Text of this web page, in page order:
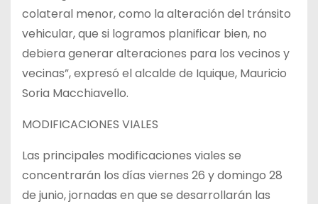
colateral menor, como la alteración del tránsito
vehicular, que si logramos planificar bien, no
debiera generar alteraciones para los vecinos y
vecinas”, expresó el alcalde de Iquique, Mauricio
Soria Macchiavello.
MODIFICACIONES VIALES
Las principales modificaciones viales se
concentrarán los días viernes 26 y domingo 28
de junio, jornadas en que se desarrollarán las